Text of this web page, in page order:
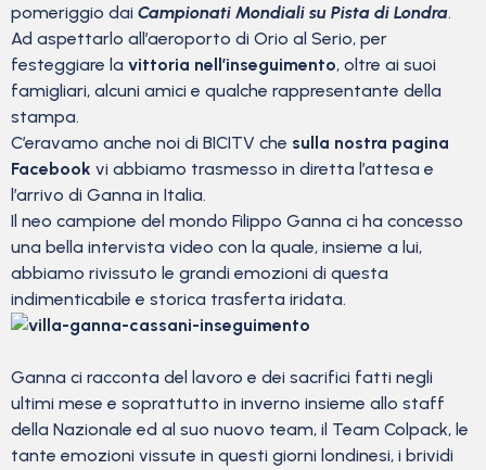
pomeriggio dai Campionati Mondiali su Pista di Londra.
Ad aspettarlo all’aeroporto di Orio al Serio, per
festeggiare la vittoria nell’inseguimento, oltre ai suoi
famigliari, alcuni amici e qualche rappresentante della
stampa.
C’eravamo anche noi di BICITV che sulla nostra pagina
Facebook vi abbiamo trasmesso in diretta l’attesa e
l’arrivo di Ganna in Italia.
Il neo campione del mondo Filippo Ganna ci ha concesso
una bella intervista video con la quale, insieme a lui,
abbiamo rivissuto le grandi emozioni di questa
indimenticabile e storica trasferta iridata.
Ganna ci racconta del lavoro e dei sacrifici fatti negli
ultimi mese e soprattutto in inverno insieme allo staff
della Nazionale ed al suo nuovo team, il Team Colpack, le
tante emozioni vissute in questi giorni londinesi, i brividi